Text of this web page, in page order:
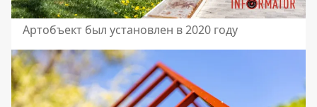
Артобъект был установлен в 2020 году